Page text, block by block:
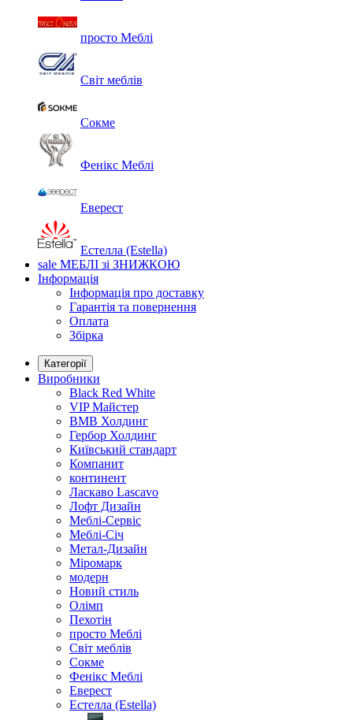
просто Меблі
Світ меблів
Сокме
Фенікс Меблі
Еверест
Естелла (Estella)
sale МЕБЛІ зі ЗНИЖКОЮ
Інформація
Інформація про доставку
Гарантія та повернення
Оплата
Збірка
Категорії
Виробники
Black Red White
VIP Майстер
ВМВ Холдинг
Гербор Холдинг
Київський стандарт
Компанит
континент
Ласкаво Lascavo
Лофт Дизайн
Меблі-Сервіс
Меблі-Січ
Метал-Дизайн
Міромарк
модерн
Новий стиль
Олімп
Пехотін
просто Меблі
Світ меблів
Сокме
Фенікс Меблі
Еверест
Естелла (Estella)